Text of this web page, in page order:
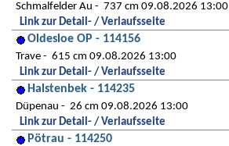
Schmalfelder Au
737 cm 09.08.2026 13:00
Link zur Detail- / Verlaufsseite
Oldesloe OP - 114156
Trave
615 cm 09.08.2026 13:00
Link zur Detail- / Verlaufsseite
Halstenbek - 114235
Düpenau
26 cm 09.08.2026 13:00
Link zur Detail- / Verlaufsseite
Pötrau - 114250